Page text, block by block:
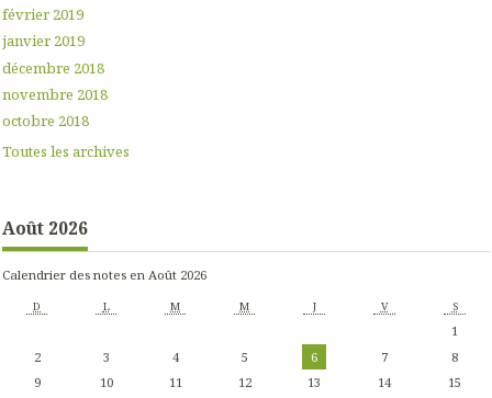
février 2019
janvier 2019
décembre 2018
novembre 2018
octobre 2018
Toutes les archives
Août 2026
Calendrier des notes en Août 2026
D L M M J V S
1
2
3 4 5 6 7
8
9
10 11 12 13 14
15